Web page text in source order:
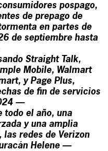
pospago,
de prepago de
en partes de
de septiembre hasta
Straight Talk,
Mobile, Walmart
y Page Plus,
de fin de servicios
—
el año, una
y una amplia
redes de Verizon
Helene —